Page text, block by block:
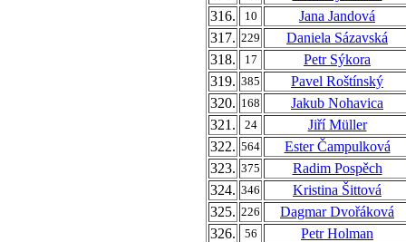
316.
10
Jana Jandová
317. 229
Daniela Sázavská
318.
17
Petr Sýkora
319. 385
Pavel Roštínský
320. 168
Jakub Nohavica
321.
24
Jiří Müller
322. 564
Ester Čampulková
323. 375
Radim Pospěch
324. 346
Kristina Šittová
325. 226
Dagmar Dvořáková
326.
56
Petr Holman